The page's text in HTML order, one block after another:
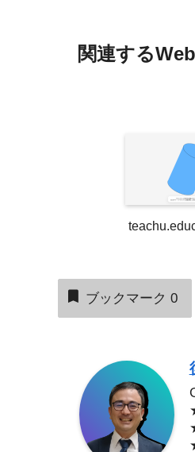
関連する
ブックマーク 0